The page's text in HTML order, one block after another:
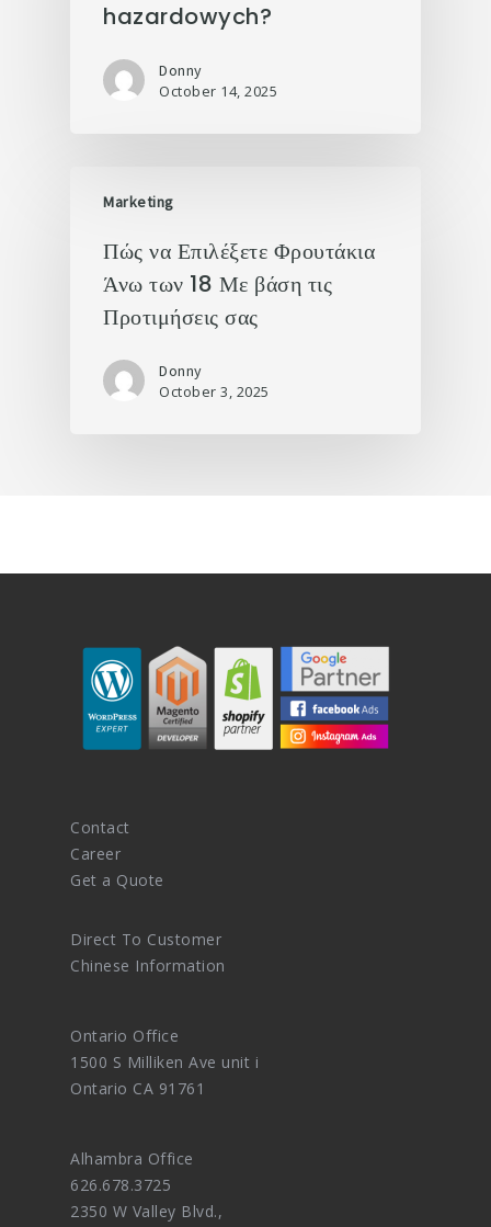
hazardowych?
Donny
October 14, 2025
Marketing
Πώς να Επιλέξετε Φρουτάκια
Άνω των 18 Με βάση τις
Προτιμήσεις σας
Donny
October 3, 2025
Contact
Career
Get a Quote
Direct To Customer
Chinese Information
Ontario Office
1500 S Milliken Ave unit i
Ontario CA 91761
Alhambra Office
626.678.3725
2350 W Valley Blvd.,